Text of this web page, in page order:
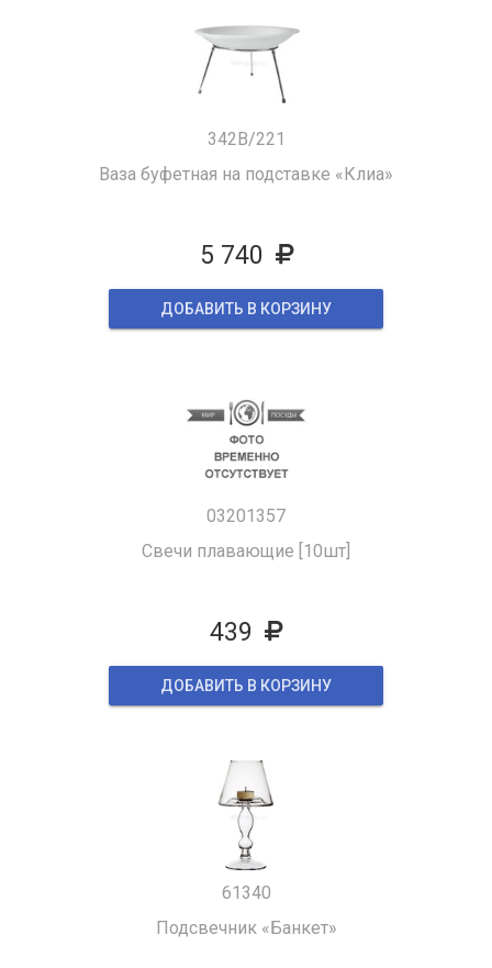
342B/221
Ваза буфетная на подставке «Клиа»
5 740
ДОБАВИТЬ В КОРЗИНУ
03201357
Свечи плавающие [10шт]
439
ДОБАВИТЬ В КОРЗИНУ
61340
Подсвечник «Банкет»